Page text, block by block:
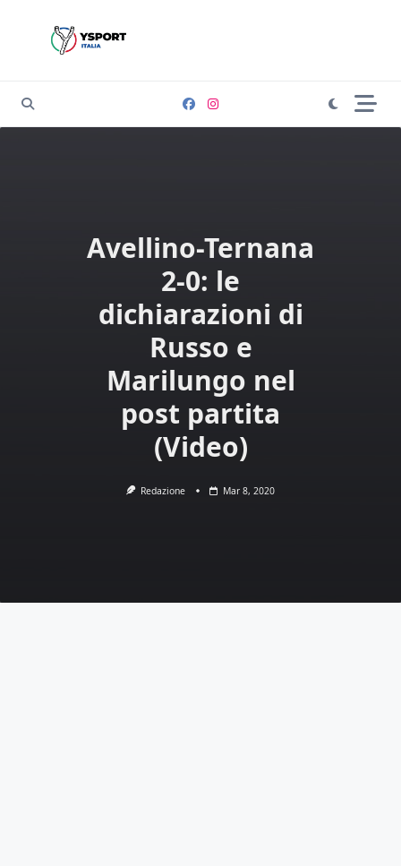
Avellino-Ternana
2-0: le
dichiarazioni di
Russo e
Marilungo nel
post partita
(Video)
Redazione Mar 8, 2020